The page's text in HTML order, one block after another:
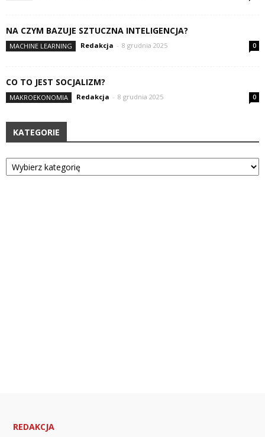
NA CZYM BAZUJE SZTUCZNA INTELIGENCJA?
MACHINE LEARNING Redakcja - 8 grudnia 2025 0
CO TO JEST SOCJALIZM?
MAKROEKONOMIA Redakcja - 8 grudnia 2025 0
KATEGORIE
Kategorie
REDAKCJA